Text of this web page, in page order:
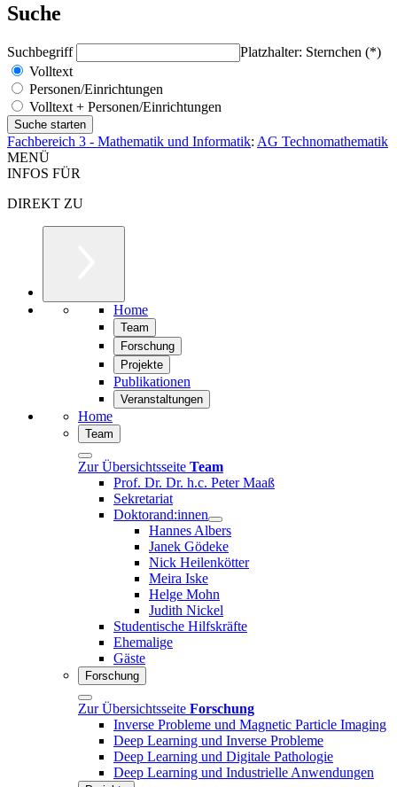
Suche
Suchbegriff
Platzhalter: Sternchen (*)
Volltext
Personen/Einrichtungen
Volltext + Personen/Einrichtungen
Fachbereich 3 - Mathematik und Informatik: AG Technomathematik
MENÜ
INFOS FÜR
DIREKT ZU
Home
Team
Forschung
Projekte
Publikationen
Veranstaltungen
Home
Team
Zur Übersichtsseite Team
Prof. Dr. Dr. h.c. Peter Maaß
Sekretariat
Doktorand:innen
Hannes Albers
Janek Gödeke
Nick Heilenkötter
Meira Iske
Helge Mohn
Judith Nickel
Studentische Hilfskräfte
Ehemalige
Gäste
Forschung
Zur Übersichtsseite Forschung
Inverse Probleme und Magnetic Particle Imaging
Deep Learning und Inverse Probleme
Deep Learning und Digitale Pathologie
Deep Learning und Industrielle Anwendungen